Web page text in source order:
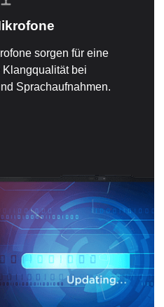
sorgen für eine
Klangqualität bei
Sprachaufnahmen.